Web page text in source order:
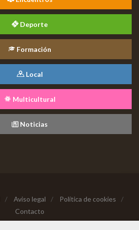
Deporte
Formación
Local
Multicultural
Noticias
/ Aviso legal / Política de cookies
/
Contacto